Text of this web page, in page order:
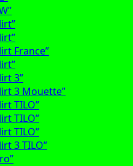
France”
3”
3 Mouette”
TILO”
TILO”
TILO”
3 TILO”